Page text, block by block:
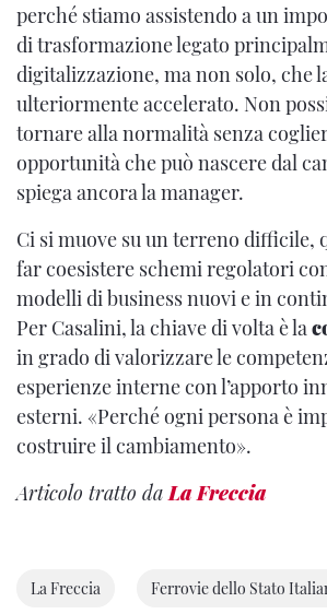
perché stiamo assistendo a un
di trasformazione legato
digitalizzazione, ma non solo, che
ulteriormente accelerato. Non
tornare alla normalità senza
opportunità che può nascere dal
spiega ancora la manager.
Ci si muove su un terreno difficile,
far coesistere schemi regolatori
modelli di business nuovi e in
Per Casalini, la chiave di volta è la
in grado di valorizzare le
esperienze interne con l’apporto
esterni. «Perché ogni persona è
costruire il cambiamento».
Articolo tratto daLa Freccia
La Freccia Ferrovie dello Stato